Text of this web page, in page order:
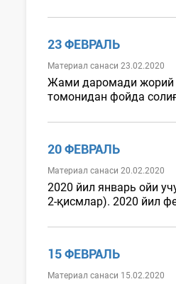
23 ФЕВРАЛЬ
Материал санаси 23.02.2020
Жами даромади жорий
томонидан фойда
20 ФЕВРАЛЬ
Материал санаси 20.02.2020
2020 йил январь ойи
2-қисмлар). 2020 йил
15 ФЕВРАЛЬ
Материал санаси 15.02.2020